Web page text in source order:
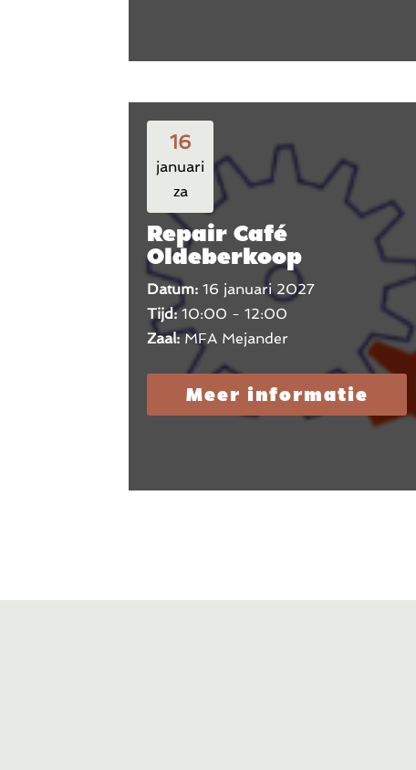
16
januari
za
Repair Café
Oldeberkoop
Datum:16 januari 2027
Tijd:10:00 - 12:00
Zaal:MFA Mejander
Meer informatie